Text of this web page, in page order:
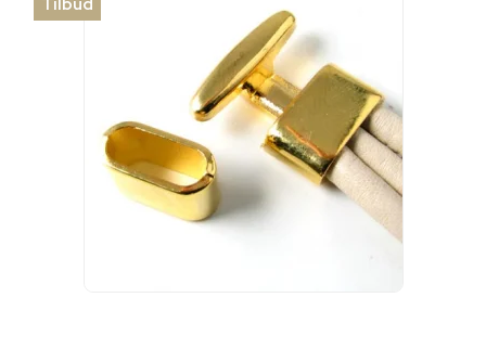
Tilbud